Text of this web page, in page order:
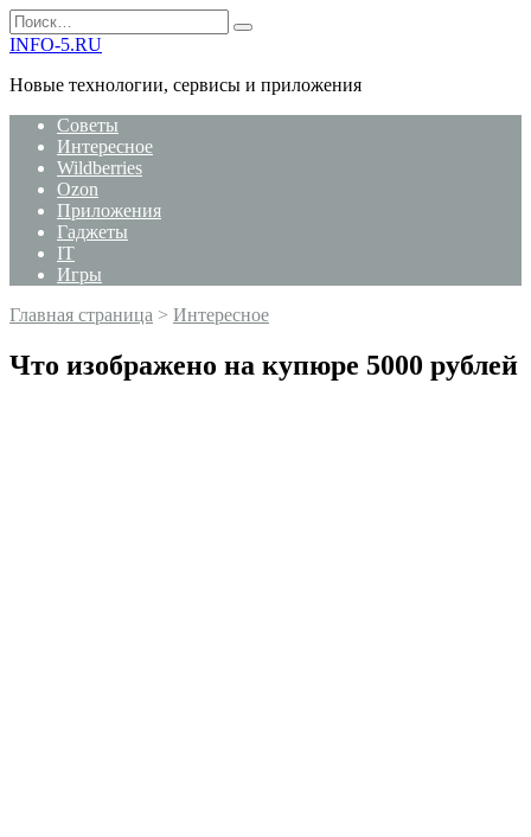
Перейти
к
Search
for:
INFO-5.RU
Новые технологии, сервисы и приложения
Советы
Интересное
Wildberries
Ozon
Приложения
Гаджеты
IT
Игры
Главная страница > Интересное
Что изображено на купюре 5000 рублей